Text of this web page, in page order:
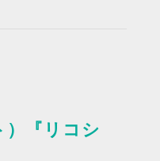
）『リコシ